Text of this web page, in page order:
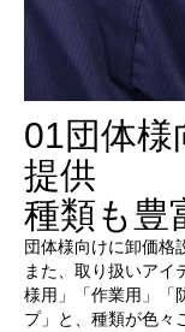
01団体
提供
種類も豊
団体様向けに卸価格
また、取り扱いアイ
様用」「作業用」「
プ」と、種類が色々